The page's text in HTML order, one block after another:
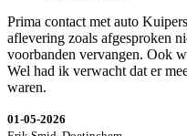
Prima contact met auto
aflevering zoals afgesproken
voorbanden vervangen. Ook
Wel had ik verwacht dat er
waren.
01-05-2026